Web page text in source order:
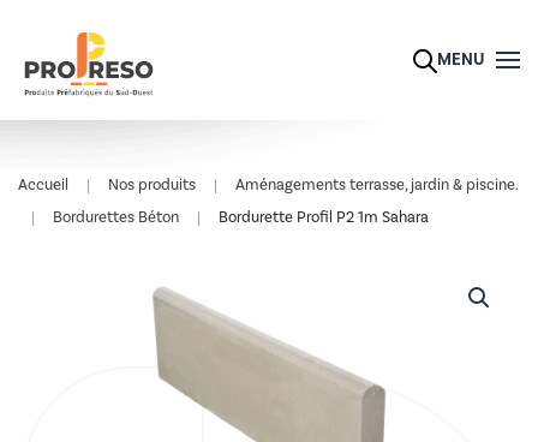
Skip to main content MENU
Accueil Nos produits
Aménagements terrasse, jardin & piscine.
Bordurettes Béton
Bordurette Profil P2 1m Sahara